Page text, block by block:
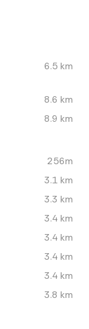
6.5 km
8.6 km
8.9 km
256m
3.1 km
3.3 km
3.4 km
3.4 km
3.4 km
3.4 km
3.8 km